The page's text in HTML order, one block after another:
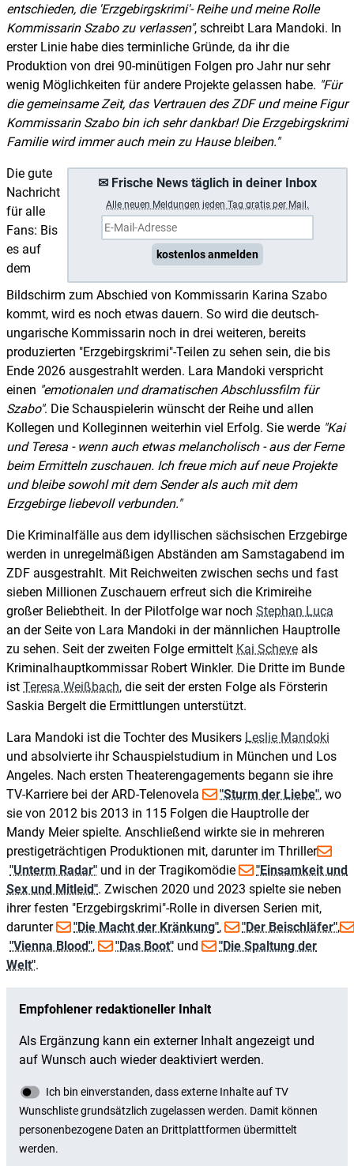
entschieden, die 'Erzgebirgskrimi'- Reihe und meine Rolle
Kommissarin Szabo zu verlassen , schreibt Lara Mandoki. In
erster Linie habe dies terminliche Gründe, da ihr die
Produktion von drei 90-minütigen Folgen pro Jahr nur sehr
wenig Möglichkeiten für andere Projekte gelassen habe. Für
die gemeinsame Zeit, das Vertrauen des ZDF und meine Figur
Kommissarin Szabo bin ich sehr dankbar! Die Erzgebirgskrimi
Familie wird immer auch mein zu Hause bleiben.
✉ Frische News täglich in deiner Inbox
Alle neuen Meldungen jeden Tag gratis per Mail.
kostenlos anmelden
Die gute
Nachricht
für alle
Fans: Bis
es auf
dem
Bildschirm zum Abschied von Kommissarin Karina Szabo
kommt, wird es noch etwas dauern. So wird die deutsch-
ungarische Kommissarin noch in drei weiteren, bereits
produzierten "Erzgebirgskrimi"-Teilen zu sehen sein, die bis
Ende 2026 ausgestrahlt werden. Lara Mandoki verspricht
einen emotionalen und dramatischen Abschlussfilm für
Szabo . Die Schauspielerin wünscht der Reihe und allen
Kollegen und Kolleginnen weiterhin viel Erfolg. Sie werde Kai
und Teresa - wenn auch etwas melancholisch - aus der Ferne
beim Ermitteln zuschauen. Ich freue mich auf neue Projekte
und bleibe sowohl mit dem Sender als auch mit dem
Erzgebirge liebevoll verbunden.
Die Kriminalfälle aus dem idyllischen sächsischen Erzgebirge
werden in unregelmäßigen Abständen am Samstagabend im
ZDF ausgestrahlt. Mit Reichweiten zwischen sechs und fast
sieben Millionen Zuschauern erfreut sich die Krimireihe
großer Beliebtheit. In der Pilotfolge war noch Stephan Luca
an der Seite von Lara Mandoki in der männlichen Hauptrolle
zu sehen. Seit der zweiten Folge ermittelt Kai Scheve als
Kriminalhauptkommissar Robert Winkler. Die Dritte im Bunde
ist Teresa Weißbach, die seit der ersten Folge als Försterin
Saskia Bergelt die Ermittlungen unterstützt.
Lara Mandoki ist die Tochter des Musikers Leslie Mandoki
und absolvierte ihr Schauspielstudium in München und Los
Angeles. Nach ersten Theaterengagements begann sie ihre
TV-Karriere bei der ARD-Telenovela
"Sturm der Liebe", wo
sie von 2012 bis 2013 in 115 Folgen die Hauptrolle der
Mandy Meier spielte. Anschließend wirkte sie in mehreren
prestigeträchtigen Produktionen mit, darunter im Thriller
"Unterm Radar" und in der Tragikomödie
"Einsamkeit und
Sex und Mitleid". Zwischen 2020 und 2023 spielte sie neben
ihrer festen "Erzgebirgskrimi"-Rolle in diversen Serien mit,
darunter
"Die Macht der Kränkung", "Der Beischläfer",
"Vienna Blood", "Das Boot" und
"Die Spaltung der
Welt".